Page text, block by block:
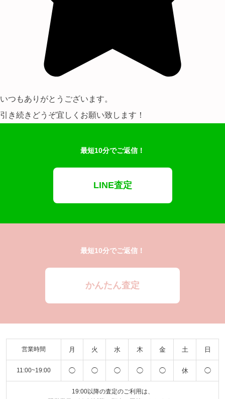
いつもありがとうございます。
引き続きどうぞ宜しくお願い致します！
最短10分でご返信！
LINE査定
最短10分でご返信！
かんたん査定
営業時間 月 火 水 木 金 土 日
11:00~19:00 ◯ ◯ ◯ ◯ ◯ 休 ◯
19:00以降の査定のご利用は、